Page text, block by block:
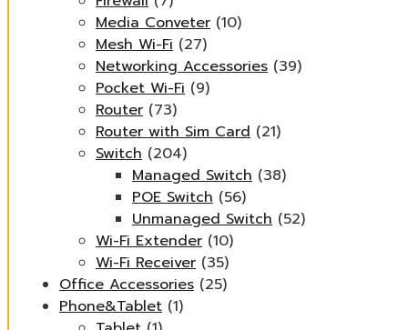
Media Conveter (10)
Mesh Wi-Fi (27)
Networking Accessories (39)
Pocket Wi-Fi (9)
Router (73)
Router with Sim Card (21)
Switch (204)
Managed Switch (38)
POE Switch (56)
Unmanaged Switch (52)
Wi-Fi Extender (10)
Wi-Fi Receiver (35)
Office Accessories (25)
Phone&Tablet (1)